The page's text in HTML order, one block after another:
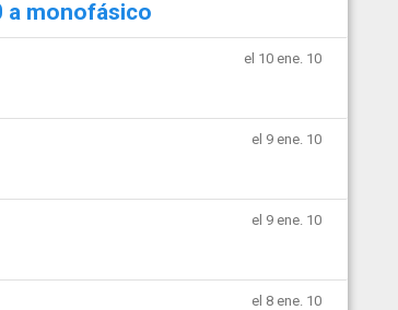
monofásico
el 10 ene. 10
el 9 ene. 10
el 9 ene. 10
el 8 ene. 10